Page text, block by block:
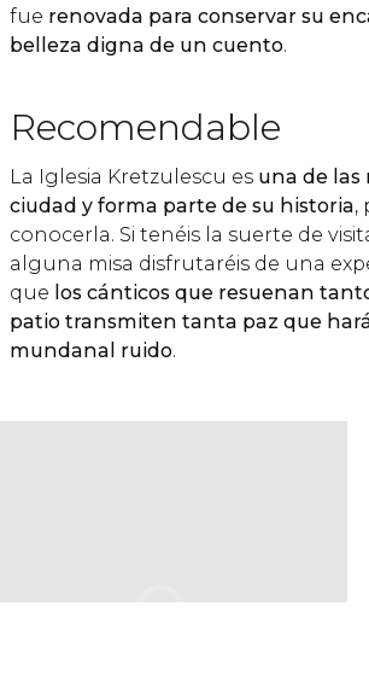
fue renovada para conservar su
belleza digna de un cuento.
Recomendable
La Iglesia Kretzulescu es una de las
ciudad y forma parte de su historia,
conocerla. Si tenéis la suerte de
alguna misa disfrutaréis de una
que los cánticos que resuenan
patio transmiten tanta paz que
mundanal ruido.